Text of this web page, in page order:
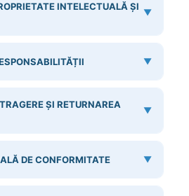
INTELECTUALĂ ȘI
▼
▼
ȘI RETURNAREA
▼
DE CONFORMITATE ▼